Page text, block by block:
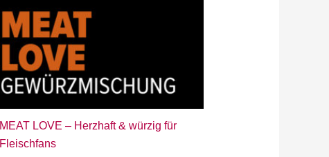
MEAT LOVE – Herzhaft & würzig für
Fleischfans